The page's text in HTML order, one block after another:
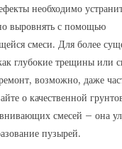
необходимо
выровнять с помощью
смеси. Для более
глубокие трещины или
возможно, даже
о качественной
смесей – она
пузырей.